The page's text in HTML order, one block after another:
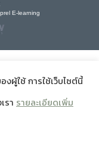
E-learning
ผู้ใช้ การใช้เว็บไซต์นี้
รา รายละเอียดเพิ่ม